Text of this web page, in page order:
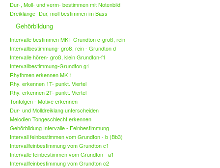
Dur-, Moll- und verm- bestimmen mit Notenbild
Dreiklänge- Dur, moll bestimmen im Bass
Gehörbildung
Intervalle bestimmen MKI- Grundton c-groß, rein
Intervallbestimmung- groß, rein - Grundton d
Intervalle hören- groß, klein Grundton-f1
Intervallbestimmung-Grundton g1
Rhythmen erkennen MK 1
Rhy. erkennen 1T- punkt. Viertel
Rhy. erkennen 2T- punkt. Viertel
Tonfolgen - Motive erkennen
Dur- und Molldreiklang unterscheiden
Melodien Tongeschlecht erkennen
Gehörbildung Intervalle - Feinbestimmung
Intervall feinbestimmen vom Grundton - b (Bb3)
Intervallfeinbestimmung vom Grundton c1
Intervalle feinbestimmen vom Grundton - a1
Intervallfeinbestimmung vom Grundton c2